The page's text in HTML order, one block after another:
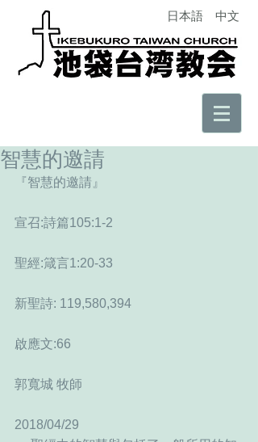
日本語 中文
智慧的邀請
『智慧的邀請』
宣召:詩篇105:1-2
聖經:箴言1:20-33
新聖詩: 119,580,394
啟應文:66
郭寬城 牧師
2018/04/29